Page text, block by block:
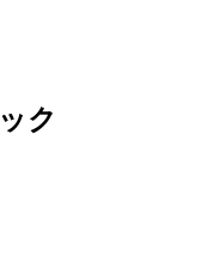
ク